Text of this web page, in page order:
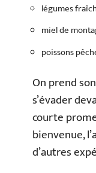
légumes
miel de
poissons
On prend
s’évader
courte
bienvenue,
d’autres